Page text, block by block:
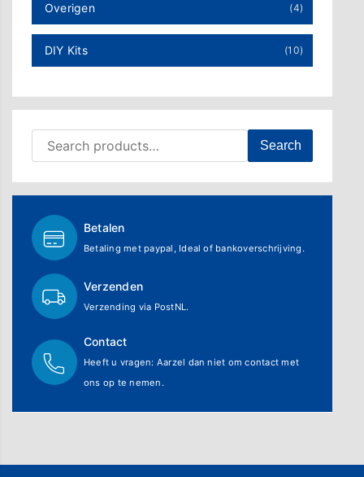
Overigen (4)
DIY Kits (10)
Search for: Search
Betalen
Betaling met paypal, Ideal of bankoverschrijving.
Verzenden
Verzending via PostNL.
Contact
Heeft u vragen: Aarzel dan niet om contact met
ons op te nemen.